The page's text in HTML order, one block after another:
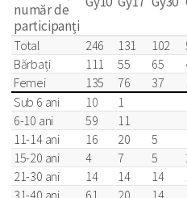
număr de
participanți
Total 246 131 102
Bărbați
111 55 65
Femei
135 76 37
Sub 6 ani
10 1
6-10 ani
59 11
11-14 ani
16 20 5
15-20 ani
4 7 5
21-30 ani
14 14 14
31-40 ani
61 20 14